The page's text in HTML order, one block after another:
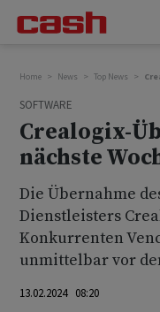
Home News Top News
SOFTWARE
Crealogix-
nächste
Die Übernahme
Dienstleisters
Konkurrenten
unmittelbar vor
13.02.2024 08:20